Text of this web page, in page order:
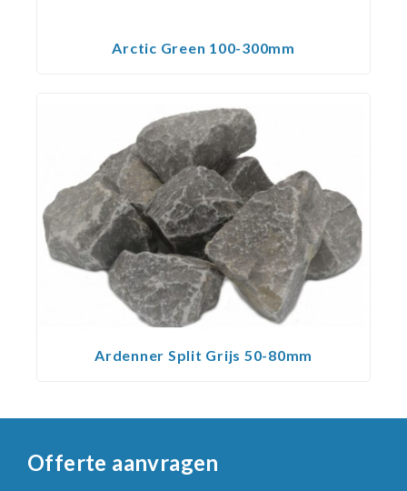
Arctic Green 100-300mm
Ardenner Split Grijs 50-80mm
Offerte aanvragen